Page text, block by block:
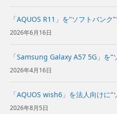
「AQUOS R11」を“ソフトバンク
2026年6月16日
「Samsung Galaxy A57 5G」を
2026年4月16日
「AQUOS wish6」を法人向けに“
2026年8月5日